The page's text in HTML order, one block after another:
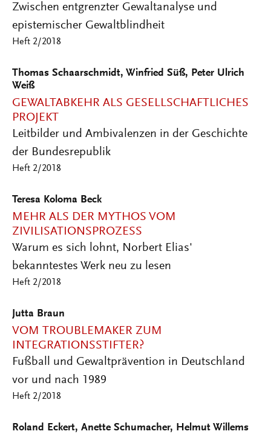
Zwischen entgrenzter Gewaltanalyse und
epistemischer Gewaltblindheit
Heft 2/2018
Thomas Schaarschmidt, Winfried Süß, Peter Ulrich
Weiß
GEWALTABKEHR ALS GESELLSCHAFTLICHES
PROJEKT
Leitbilder und Ambivalenzen in der Geschichte
der Bundesrepublik
Heft 2/2018
Teresa Koloma Beck
MEHR ALS DER MYTHOS VOM
ZIVILISATIONSPROZESS
Warum es sich lohnt, Norbert Elias'
bekanntestes Werk neu zu lesen
Heft 2/2018
Jutta Braun
VOM TROUBLEMAKER ZUM
INTEGRATIONSSTIFTER?
Fußball und Gewaltprävention in Deutschland
vor und nach 1989
Heft 2/2018
Roland Eckert, Anette Schumacher, Helmut Willems